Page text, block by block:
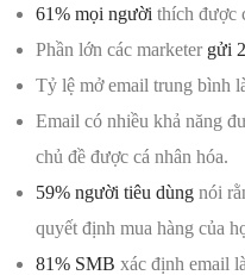
61% mọi người thích được
Phần lớn các marketer gửi
Tỷ lệ mở email trung bình
Email có nhiều khả năng
chủ đề được cá nhân hóa.
59% người tiêu dùng nói
quyết định mua hàng của
81% SMB xác định email